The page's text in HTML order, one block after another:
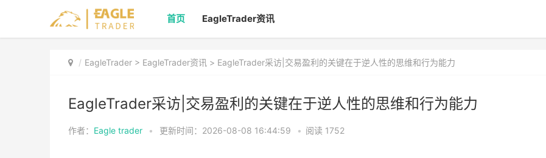
首页 EagleTrader资讯
EagleTrader > EagleTrader资讯 > EagleTrader采访|交易盈利的关键在于逆人性的思维和行为能力
EagleTrader采访|交易盈利的关键在于逆人性的思维和行为能力
作者： Eagle trader • 更新时间：2026-08-08 16:44:59 • 阅读 1752